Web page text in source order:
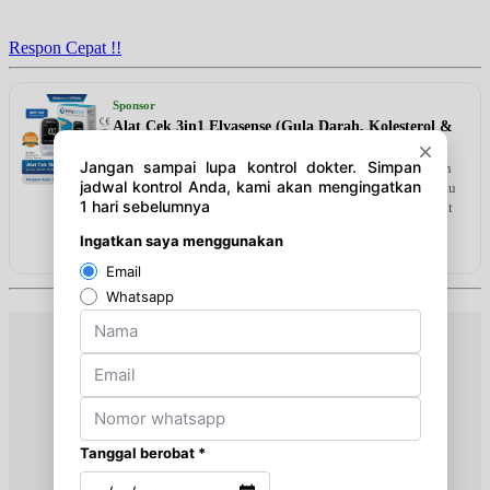
Jam 17:00 - 19:00
BPJS
Senin, 24/08/2026
Jam 17:00 - 19:00
Kamis, 27/08/2026
Jam 18:00 - 20:00
Kamis, 27/08/2026
Senin, 31/08/2026
Jam 17:00 - 19:00
Respon Cepat !!
Sponsor
Alat Cek 3in1 Elvasense (Gula Darah, Kolesterol &
herbal alami efektif untuk menurunkan dan menstabilkan
gula darah tinggi. Diformulasikan khusus guna membantu
memperbaiki fungsi pankreas dan menjaga tubuh tetap fit
Lihat detail & harga →